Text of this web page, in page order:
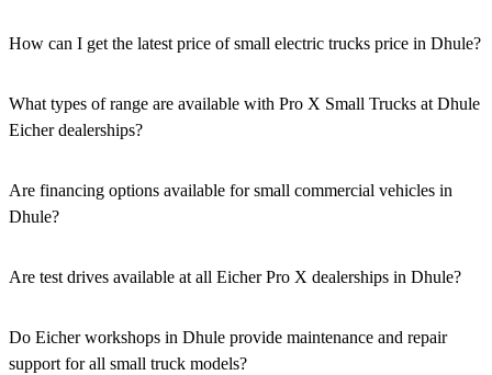
accessible across the region. You can locate the nearest branch using
How can I get the latest price of small electric trucks price in Dhule?
via our website, or visit our showroom in Dhule.
What types of range are available with Pro X Small Trucks at Dhule
Eicher dealerships?
trucks, and refrigerated trucks, tailored for various applications at
our Eicher Small Trucks Showrooms in Dhule.
Are financing options available for small commercial vehicles in
Dhule?
solutions for both new and used small commercial models in Dhule.
Are test drives available at all Eicher Pro X dealerships in Dhule?
available at all authorised showrooms in Dhule.
Do Eicher workshops in Dhule provide maintenance and repair
support for all small truck models?